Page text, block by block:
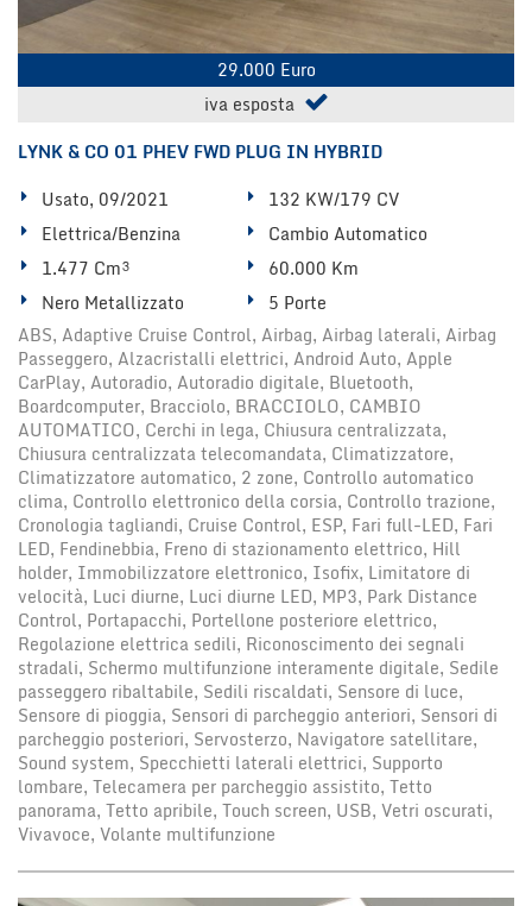
29.000 Euro
iva esposta
LYNK & CO 01 PHEV FWD PLUG IN HYBRID
Usato, 09/2021
132 KW/179 CV
Elettrica/Benzina
Cambio Automatico
1.477 Cm³
60.000 Km
Nero Metallizzato
5 Porte
ABS, Adaptive Cruise Control, Airbag, Airbag laterali, Airbag
Passeggero, Alzacristalli elettrici, Android Auto, Apple
CarPlay, Autoradio, Autoradio digitale, Bluetooth,
Boardcomputer, Bracciolo, BRACCIOLO, CAMBIO
AUTOMATICO, Cerchi in lega, Chiusura centralizzata,
Chiusura centralizzata telecomandata, Climatizzatore,
Climatizzatore automatico, 2 zone, Controllo automatico
clima, Controllo elettronico della corsia, Controllo trazione,
Cronologia tagliandi, Cruise Control, ESP, Fari full-LED, Fari
LED, Fendinebbia, Freno di stazionamento elettrico, Hill
holder, Immobilizzatore elettronico, Isofix, Limitatore di
velocità, Luci diurne, Luci diurne LED, MP3, Park Distance
Control, Portapacchi, Portellone posteriore elettrico,
Regolazione elettrica sedili, Riconoscimento dei segnali
stradali, Schermo multifunzione interamente digitale, Sedile
passeggero ribaltabile, Sedili riscaldati, Sensore di luce,
Sensore di pioggia, Sensori di parcheggio anteriori, Sensori di
parcheggio posteriori, Servosterzo, Navigatore satellitare,
Sound system, Specchietti laterali elettrici, Supporto
lombare, Telecamera per parcheggio assistito, Tetto
panorama, Tetto apribile, Touch screen, USB, Vetri oscurati,
Vivavoce, Volante multifunzione